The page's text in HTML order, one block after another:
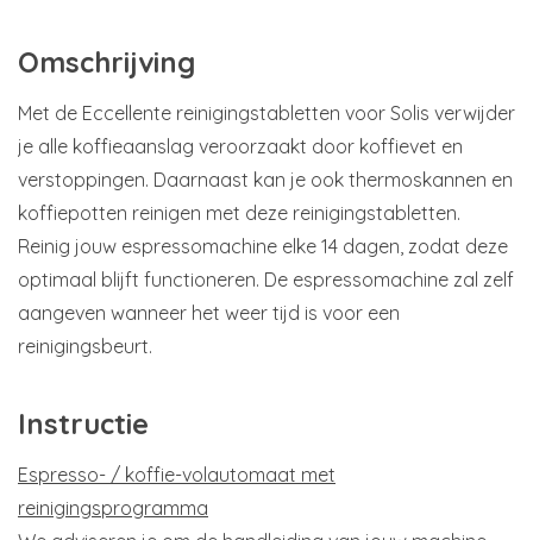
Omschrijving
Met de Eccellente reinigingstabletten voor Solis verwijder
je alle koffieaanslag veroorzaakt door koffievet en
verstoppingen. Daarnaast kan je ook thermoskannen en
koffiepotten reinigen met deze reinigingstabletten.
Reinig jouw espressomachine elke 14 dagen, zodat deze
optimaal blijft functioneren. De espressomachine zal zelf
aangeven wanneer het weer tijd is voor een
reinigingsbeurt.
Instructie
Espresso- / koffie-volautomaat met
reinigingsprogramma